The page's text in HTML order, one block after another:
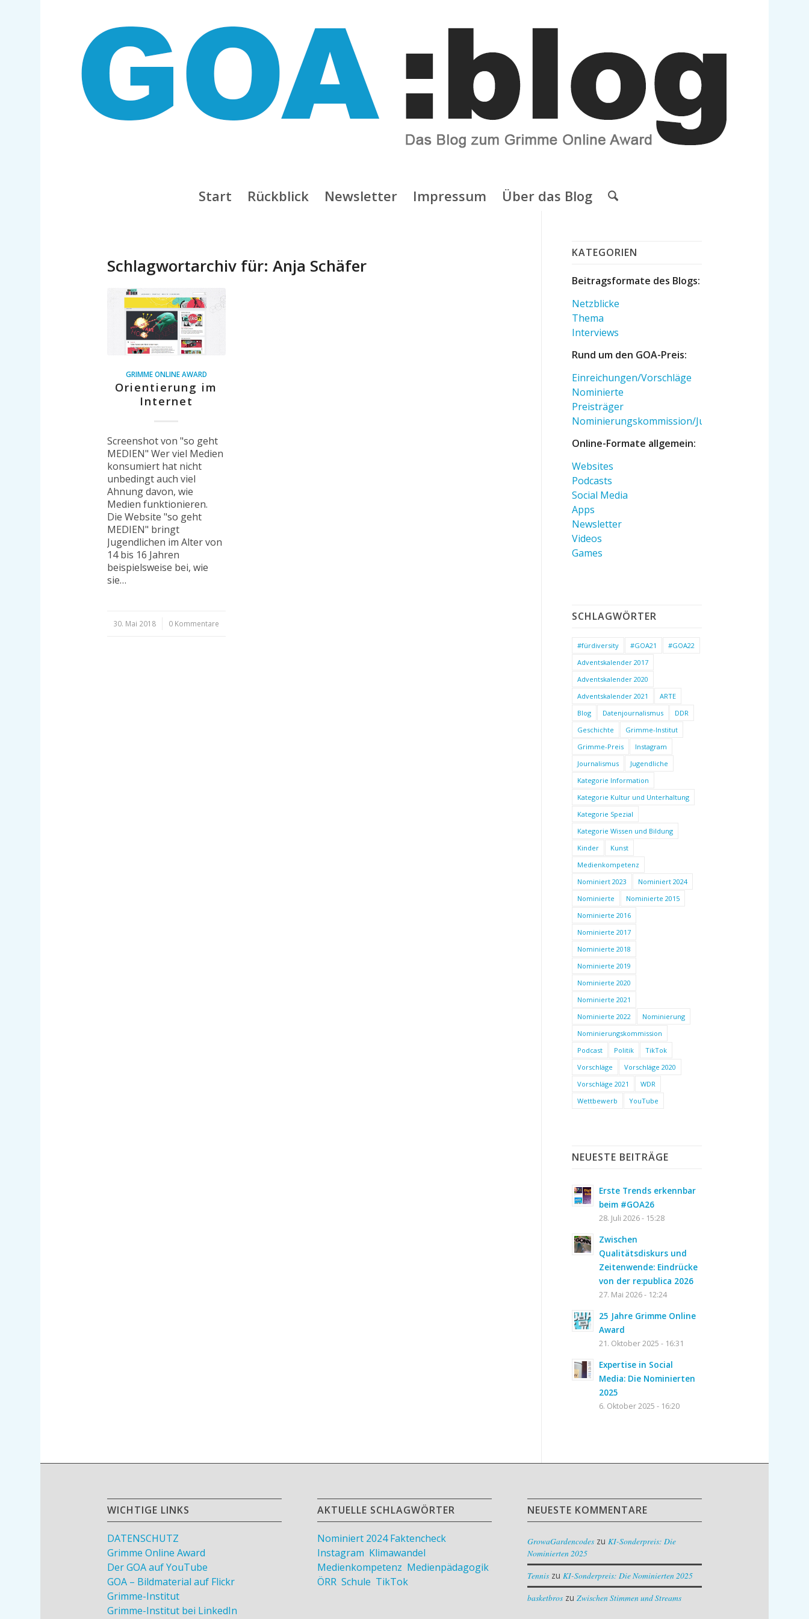
Start Rückblick Newsletter Impressum Über das Blog
Schlagwortarchiv für: Anja Schäfer
GRIMME ONLINE AWARD
Orientierung im
Internet
Screenshot von "so geht
MEDIEN" Wer viel Medien
konsumiert hat nicht
unbedingt auch viel
Ahnung davon, wie
Medien funktionieren.
Die Website "so geht
MEDIEN" bringt
Jugendlichen im Alter von
14 bis 16 Jahren
beispielsweise bei, wie
sie…
30. Mai 2018
/ 0 Kommentare
KATEGORIEN
Beitragsformate des Blogs:
Netzblicke
Thema
Interviews
Rund um den GOA-Preis:
Einreichungen/Vorschläge
Nominierte
Preisträger
Nominierungskommission/Jury
Online-Formate allgemein:
Websites
Podcasts
Social Media
Apps
Newsletter
Videos
Games
SCHLAGWÖRTER
#fürdiversity #GOA21
#GOA22
Adventskalender 2017
Adventskalender 2020
Adventskalender 2021
ARTE
Blog
Datenjournalismus
DDR
Geschichte
Grimme-Institut
Grimme-Preis
Instagram
Journalismus
Jugendliche
Kategorie Information
Kategorie Kultur und Unterhaltung
Kategorie Spezial
Kategorie Wissen und Bildung
Kinder
Kunst
Medienkompetenz
Nominiert 2023
Nominiert 2024
Nominierte
Nominierte 2015
Nominierte 2016
Nominierte 2017
Nominierte 2018
Nominierte 2019
Nominierte 2020
Nominierte 2021
Nominierte 2022
Nominierung
Nominierungskommission
Podcast
Politik
TikTok
Vorschläge
Vorschläge 2020
Vorschläge 2021
WDR
Wettbewerb
YouTube
NEUESTE BEITRÄGE
Erste Trends erkennbar
beim #GOA26
28. Juli 2026 - 15:28
Zwischen
Qualitätsdiskurs und
Zeitenwende: Eindrücke
von der re:publica 2026
27. Mai 2026 - 12:24
25 Jahre Grimme Online
Award
21. Oktober 2025 - 16:31
Expertise in Social
Media: Die Nominierten
2025
6. Oktober 2025 - 16:20
WICHTIGE LINKS
DATENSCHUTZ
Grimme Online Award
Der GOA auf YouTube
GOA – Bildmaterial auf Flickr
Grimme-Institut
Grimme-Institut bei LinkedIn
AKTUELLE SCHLAGWÖRTER
Nominiert 2024 Faktencheck,
Instagram Klimawandel
Medienkompetenz Medienpädagogik,
ÖRR, Schule TikTok
NEUESTE KOMMENTARE
GrowaGardencodes zuKI-Sonderpreis: Die
Nominierten 2025
Tennis zuKI-Sonderpreis: Die Nominierten 2025
basketbros zuZwischen Stimmen und Streams